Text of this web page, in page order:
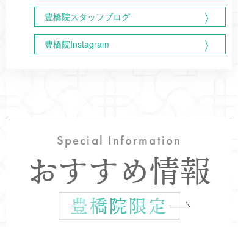
豊橋院スタッフブログ
豊橋院Instagram
Special Information
おすすめ情報
豊橋院限定